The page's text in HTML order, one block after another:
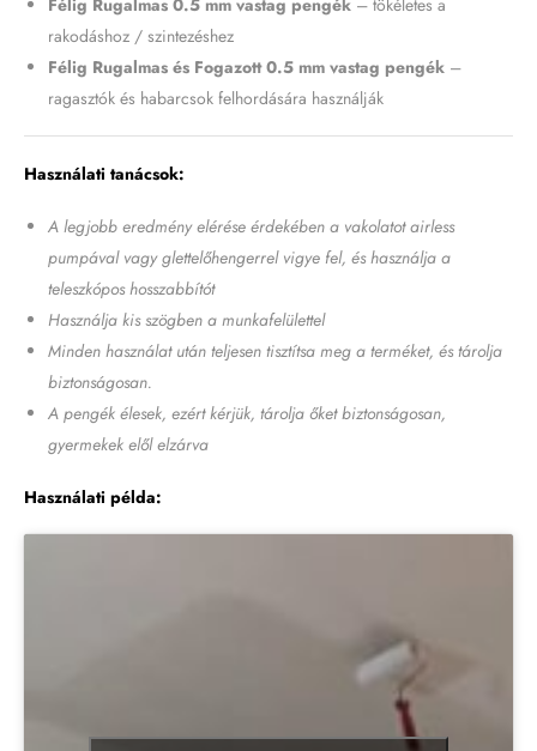
Félig Rugalmas 0.5 mm vastag pengék – tökéletes a
rakodáshoz / szintezéshez
Félig Rugalmas és Fogazott 0.5 mm vastag pengék –
ragasztók és habarcsok felhordására használják
Használati tanácsok:
A legjobb eredmény elérése érdekében a vakolatot airless
pumpával vagy glettelőhengerrel vigye fel, és használja a
teleszkópos hosszabbítót
Használja kis szögben a munkafelülettel
Minden használat után teljesen tisztítsa meg a terméket, és tárolja
biztonságosan.
A pengék élesek, ezért kérjük, tárolja őket biztonságosan,
gyermekek elől elzárva
Használati példa: